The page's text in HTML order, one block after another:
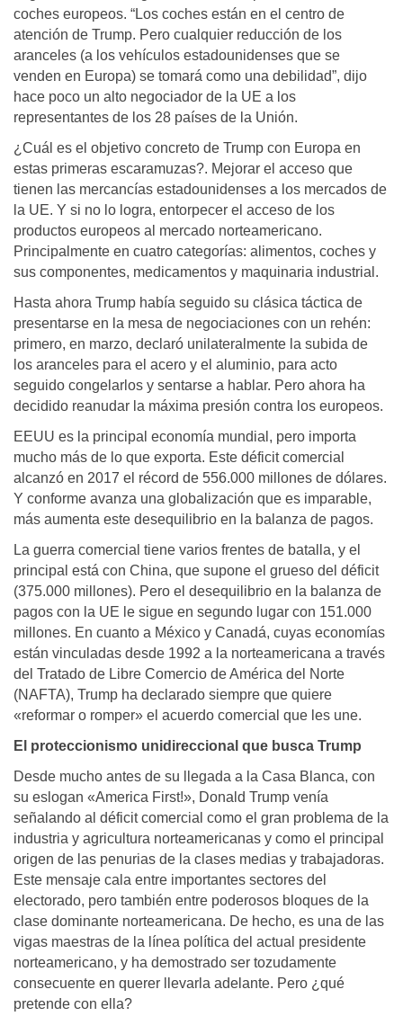
coches europeos. “Los coches están en el centro de
atención de Trump. Pero cualquier reducción de los
aranceles (a los vehículos estadounidenses que se
venden en Europa) se tomará como una debilidad”, dijo
hace poco un alto negociador de la UE a los
representantes de los 28 países de la Unión.
¿Cuál es el objetivo concreto de Trump con Europa en
estas primeras escaramuzas?. Mejorar el acceso que
tienen las mercancías estadounidenses a los mercados de
la UE. Y si no lo logra, entorpecer el acceso de los
productos europeos al mercado norteamericano.
Principalmente en cuatro categorías: alimentos, coches y
sus componentes, medicamentos y maquinaria industrial.
Hasta ahora Trump había seguido su clásica táctica de
presentarse en la mesa de negociaciones con un rehén:
primero, en marzo, declaró unilateralmente la subida de
los aranceles para el acero y el aluminio, para acto
seguido congelarlos y sentarse a hablar. Pero ahora ha
decidido reanudar la máxima presión contra los europeos.
EEUU es la principal economía mundial, pero importa
mucho más de lo que exporta. Este déficit comercial
alcanzó en 2017 el récord de 556.000 millones de dólares.
Y conforme avanza una globalización que es imparable,
más aumenta este desequilibrio en la balanza de pagos.
La guerra comercial tiene varios frentes de batalla, y el
principal está con China, que supone el grueso del déficit
(375.000 millones). Pero el desequilibrio en la balanza de
pagos con la UE le sigue en segundo lugar con 151.000
millones. En cuanto a México y Canadá, cuyas economías
están vinculadas desde 1992 a la norteamericana a través
del Tratado de Libre Comercio de América del Norte
(NAFTA), Trump ha declarado siempre que quiere
«reformar o romper» el acuerdo comercial que les une.
El proteccionismo unidireccional que busca Trump
Desde mucho antes de su llegada a la Casa Blanca, con
su eslogan «America First!», Donald Trump venía
señalando al déficit comercial como el gran problema de la
industria y agricultura norteamericanas y como el principal
origen de las penurias de la clases medias y trabajadoras.
Este mensaje cala entre importantes sectores del
electorado, pero también entre poderosos bloques de la
clase dominante norteamericana. De hecho, es una de las
vigas maestras de la línea política del actual presidente
norteamericano, y ha demostrado ser tozudamente
consecuente en querer llevarla adelante. Pero ¿qué
pretende con ella?